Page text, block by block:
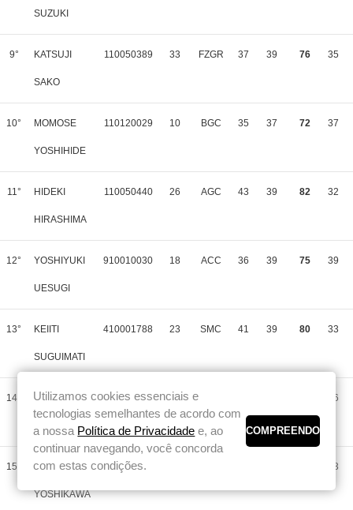
SUZUKI
9° KATSUJI
SAKO
110050389 33 FZGR 37 39 76 35
10° MOMOSE
YOSHIHIDE
110120029 10 BGC 35 37 72 37
11° HIDEKI
HIRASHIMA
110050440 26 AGC 43 39 82 32
12° YOSHIYUKI
UESUGI
910010030 18 ACC 36 39 75 39
13° KEIITI
SUGUIMATI
410001788 23 SMC 41 39 80 33
14° SHINJI
TERAHARA
110050411 26 36
15° ANTONIO
YOSHIKAWA
939437683 43
Utilizamos cookies essenciais e
tecnologias semelhantes de acordo com
a nossa Política de Privacidade e, ao
continuar navegando, você concorda
com estas condições.